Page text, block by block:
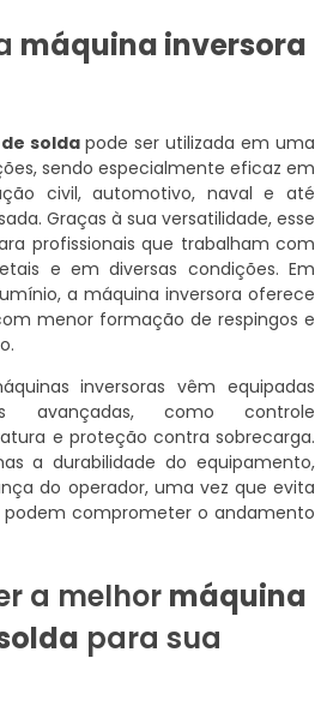
máquina inversora
soldapode ser utilizada em uma
sendo especialmente eficaz em
civil, automotivo, naval e até
Graças à sua versatilidade, esse
profissionais que trabalham com
e em diversas condições. Em
a máquina inversora oferece
menor formação de respingos e
inversoras vêm equipadas
avançadas, como controle
e proteção contra sobrecarga.
a durabilidade do equipamento,
do operador, uma vez que evita
comprometer o andamento
a melhor máquina
para sua